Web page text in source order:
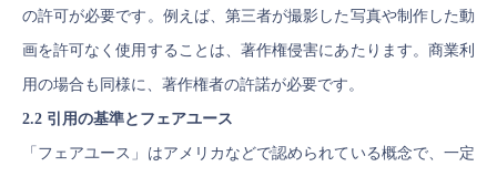
の許可が必要です。例えば、第三者が撮影した写真や制作した動
画を許可なく使用することは、著作権侵害にあたります。商業利
用の場合も同様に、著作権者の許諾が必要です。
2.2 引用の基準とフェアユース
「フェアユース」はアメリカなどで認められている概念で、一定